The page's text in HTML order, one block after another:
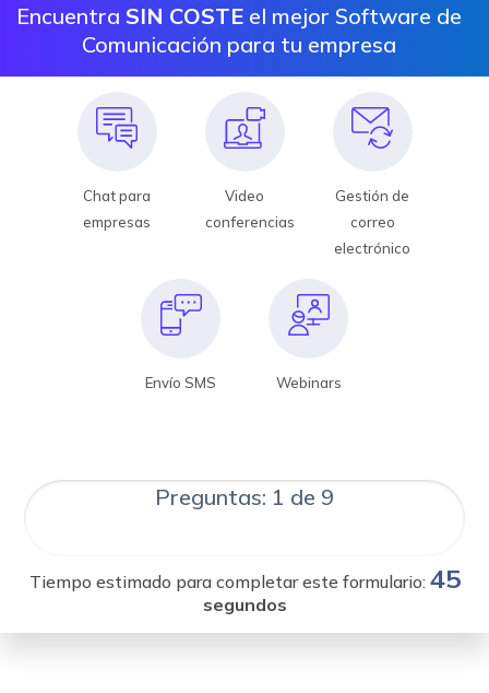
Encuentra SIN COSTE el mejor Software de
Comunicación para tu empresa
Chat para
empresas
Video
conferencias
Gestión de
correo
electrónico
Envío SMS Webinars
Preguntas: 1 de 9
Tiempo estimado para completar este formulario: 45
segundos